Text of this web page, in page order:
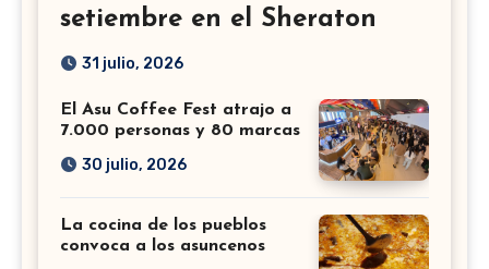
setiembre en el Sheraton
31 julio, 2026
El Asu Coffee Fest atrajo a
7.000 personas y 80 marcas
30 julio, 2026
La cocina de los pueblos
convoca a los asuncenos